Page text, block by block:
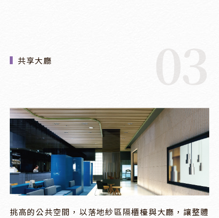
共享大廳 03
挑高的公共空間，以落地紗區隔櫃檯與大廳，讓整體